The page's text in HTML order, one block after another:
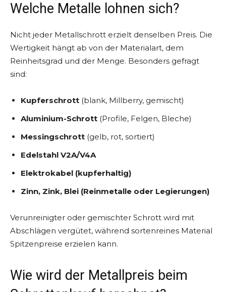
Welche Metalle lohnen sich?
Nicht jeder Metallschrott erzielt denselben Preis. Die
Wertigkeit hängt ab von der Materialart, dem
Reinheitsgrad und der Menge. Besonders gefragt
sind:
Kupferschrott (blank, Millberry, gemischt)
Aluminium-Schrott (Profile, Felgen, Bleche)
Messingschrott (gelb, rot, sortiert)
Edelstahl V2A/V4A
Elektrokabel (kupferhaltig)
Zinn, Zink, Blei (Reinmetalle oder Legierungen)
Verunreinigter oder gemischter Schrott wird mit
Abschlägen vergütet, während sortenreines Material
Spitzenpreise erzielen kann.
Wie wird der Metallpreis beim